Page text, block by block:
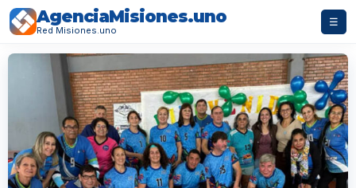
AgenciaMisiones.uno
Red Misiones.uno
☰